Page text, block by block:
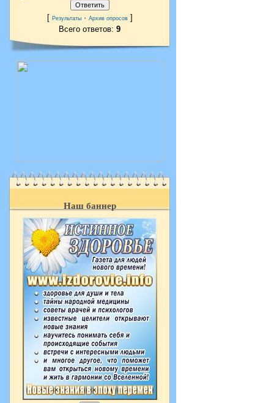
[ Результаты· Архив опросов]
Всего ответов: 9
Наш баннер